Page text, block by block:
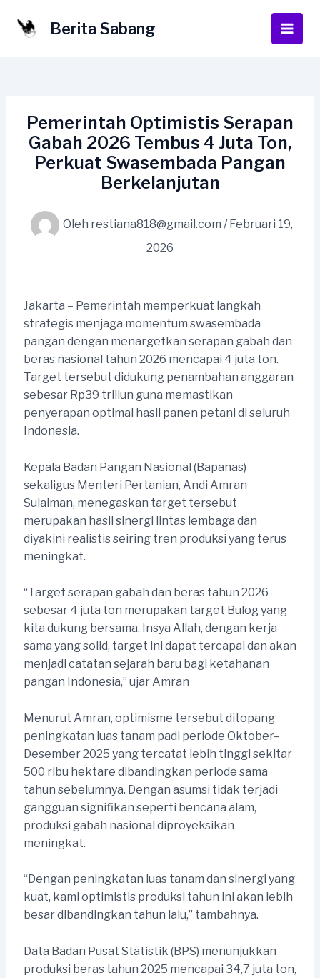
Berita Sabang
Main
Pemerintah Optimistis Serapan
Gabah 2026 Tembus 4 Juta Ton,
Perkuat Swasembada Pangan
Berkelanjutan
Oleh restiana818@gmail.com / Februari 19,
2026
Jakarta – Pemerintah memperkuat langkah
strategis menjaga momentum swasembada
pangan dengan menargetkan serapan gabah dan
beras nasional tahun 2026 mencapai 4 juta ton.
Target tersebut didukung penambahan anggaran
sebesar Rp39 triliun guna memastikan
penyerapan optimal hasil panen petani di seluruh
Indonesia.
Kepala Badan Pangan Nasional (Bapanas)
sekaligus Menteri Pertanian, Andi Amran
Sulaiman, menegaskan target tersebut
merupakan hasil sinergi lintas lembaga dan
diyakini realistis seiring tren produksi yang terus
meningkat.
“Target serapan gabah dan beras tahun 2026
sebesar 4 juta ton merupakan target Bulog yang
kita dukung bersama. Insya Allah, dengan kerja
sama yang solid, target ini dapat tercapai dan akan
menjadi catatan sejarah baru bagi ketahanan
pangan Indonesia,” ujar Amran
Menurut Amran, optimisme tersebut ditopang
peningkatan luas tanam padi periode Oktober–
Desember 2025 yang tercatat lebih tinggi sekitar
500 ribu hektare dibandingkan periode sama
tahun sebelumnya. Dengan asumsi tidak terjadi
gangguan signifikan seperti bencana alam,
produksi gabah nasional diproyeksikan
meningkat.
“Dengan peningkatan luas tanam dan sinergi yang
kuat, kami optimistis produksi tahun ini akan lebih
besar dibandingkan tahun lalu,” tambahnya.
Data Badan Pusat Statistik (BPS) menunjukkan
produksi beras tahun 2025 mencapai 34,7 juta ton,